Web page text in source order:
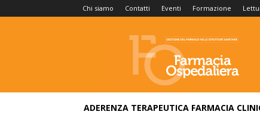
Chi siamo Contatti Eventi Formazione
Farmacia
Ospedaliera
ADERENZA TERAPEUTICA FARMACIA